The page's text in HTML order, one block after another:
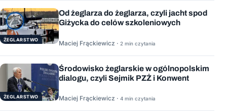
ŻEGLARSTWO
Od żeglarza do żeglarza, czyli jacht spod
Giżycka do celów szkoleniowych
Maciej Frąckiewicz · 2 min czytania
ŻEGLARSTWO
Środowisko żeglarskie w ogólnopolskim
dialogu, czyli Sejmik PZŻ i Konwent
Maciej Frąckiewicz · 4 min czytania